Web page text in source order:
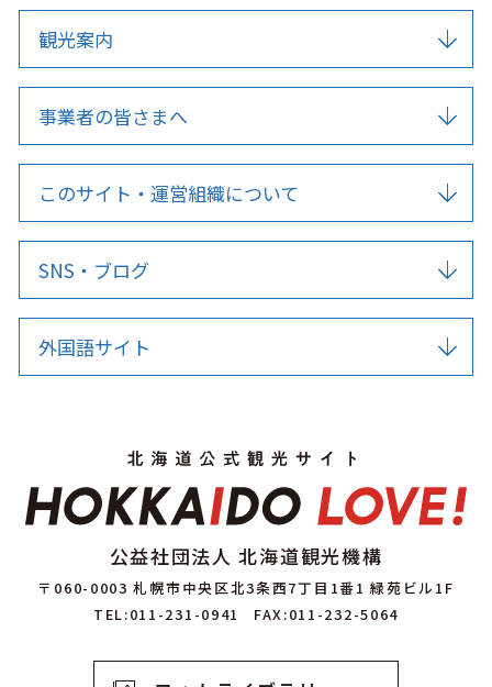
観光案内
事業者の皆さまへ
このサイト・運営組織について
SNS・ブログ
外国語サイト
公益社団法人 北海道観光機構
〒060-0003 札幌市中央区北3条西7丁目1番1 緑苑ビル1F
TEL:011-231-0941
FAX:011-232-5064